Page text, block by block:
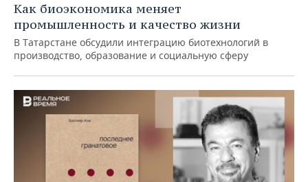
Как биоэкономика меняет
промышленность и качество жизни
В Татарстане обсудили интеграцию биотехнологий в
производство, образование и социальную сферу